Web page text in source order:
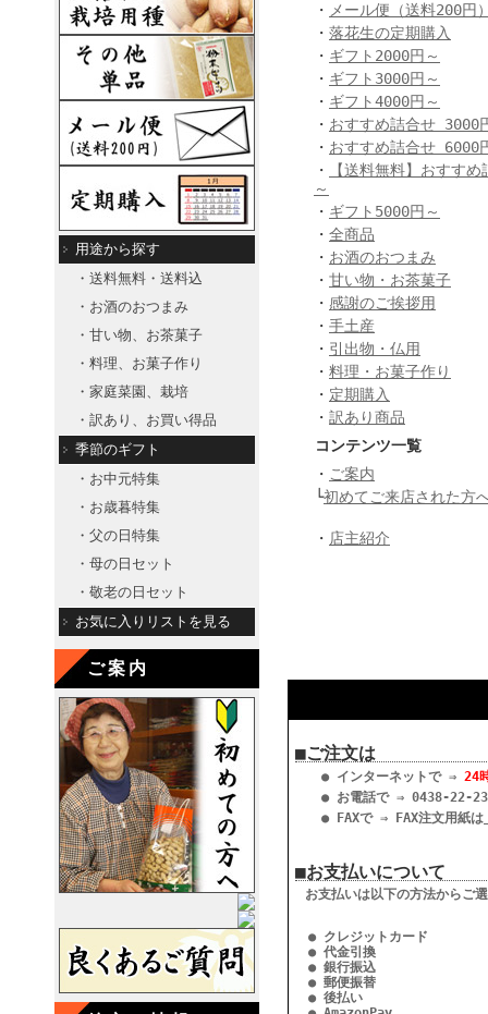
用途から探す
・送料無料・送料込
・お酒のおつまみ
・甘い物、お茶菓子
・料理、お菓子作り
・家庭菜園、栽培
・訳あり、お買い得品
季節のギフト
・お中元特集
・お歳暮特集
・父の日特集
・母の日セット
・敬老の日セット
お気に入りリストを見る
ご案内
・ メール便（送料200円
・ 落花生の定期購入
・ ギフト2000円～
・ ギフト3000円～
・ ギフト4000円～
・ おすすめ詰合せ 3000
・ おすすめ詰合せ 6000
・
【送料無料】おすす
～
・ ギフト5000円～
・ 全商品
・ お酒のおつまみ
・ 甘い物・お茶菓子
・ 感謝のご挨拶用
・ 手土産
・ 引出物・仏用
・ 料理・お菓子作り
・ 定期購入
・ 訳あり商品
コンテンツ一覧
・ ご案内
└初めてご来店された方
・ 店主紹介
■ご注文は
● インターネットで ⇒ 24
● お電話で ⇒ 0438-22-
● FAXで ⇒ FAX注文用紙は
■お支払いについて
お支払いは以下の方法からご
● クレジットカード
● 代金引換
● 銀行振込
● 郵便振替
● 後払い